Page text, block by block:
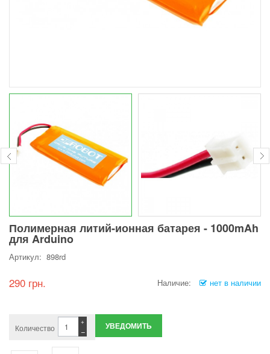
Полимерная литий-ионная батарея - 1000mAh
для Arduino
Артикул: 898rd
290 грн. Наличие: нет в наличии
Количество −
+ УВЕДОМИТЬ